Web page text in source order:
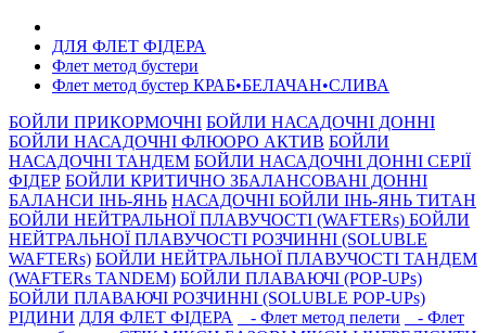
ДЛЯ ФЛЕТ ФІДЕРА
Флет метод бустери
Флет метод бустер КРАБ•БЕЛАЧАН•СЛИВА
БОЙЛИ ПРИКОРМОЧНI БОЙЛИ НАСАДОЧНI ДОННI
БОЙЛИ НАСАДОЧНІ ФЛЮОРО АКТИВ БОЙЛИ
НАСАДОЧНІ ТАНДЕМ БОЙЛИ НАСАДОЧНI ДОННI СЕРIÏ
ФIДЕР БОЙЛИ КРИТИЧНО ЗБАЛАНСОВАНІ ДОННІ
БАЛАНСИ ІНЬ-ЯНЬ НАСАДОЧНІ БОЙЛИ ІНЬ-ЯНЬ ТИТАН
БОЙЛИ НЕЙТРАЛЬНОÏ ПЛАВУЧОСТI (WAFTERs) БОЙЛИ
НЕЙТРАЛЬНОЇ ПЛАВУЧОСТІ РОЗЧИННІ (SOLUBLE
WAFTERs) БОЙЛИ НЕЙТРАЛЬНОЇ ПЛАВУЧОСТІ ТАНДЕМ
(WAFTERs TANDEM) БОЙЛИ ПЛАВАЮЧІ (POP-UPs)
БОЙЛИ ПЛАВАЮЧI РОЗЧИННI (SOLUBLE POP-UPs)
РIДИНИ ДЛЯ ФЛЕТ ФІДЕРА - Флет метод пелети
- Флет